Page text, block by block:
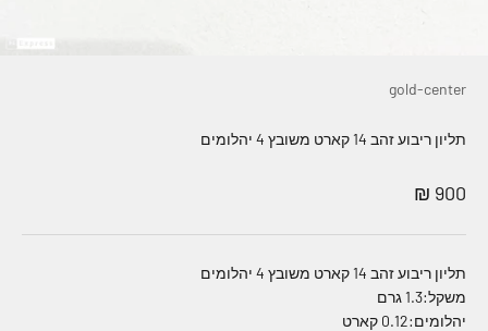
gold-center
תליון ריבוע זהב 14 קארט משובץ 4 יהלומים
מחיר מבצע
900 ₪
תליון ריבוע זהב 14 קארט משובץ 4 יהלומים
משקל:1.3 גרם
יהלומים:0.12 קארט